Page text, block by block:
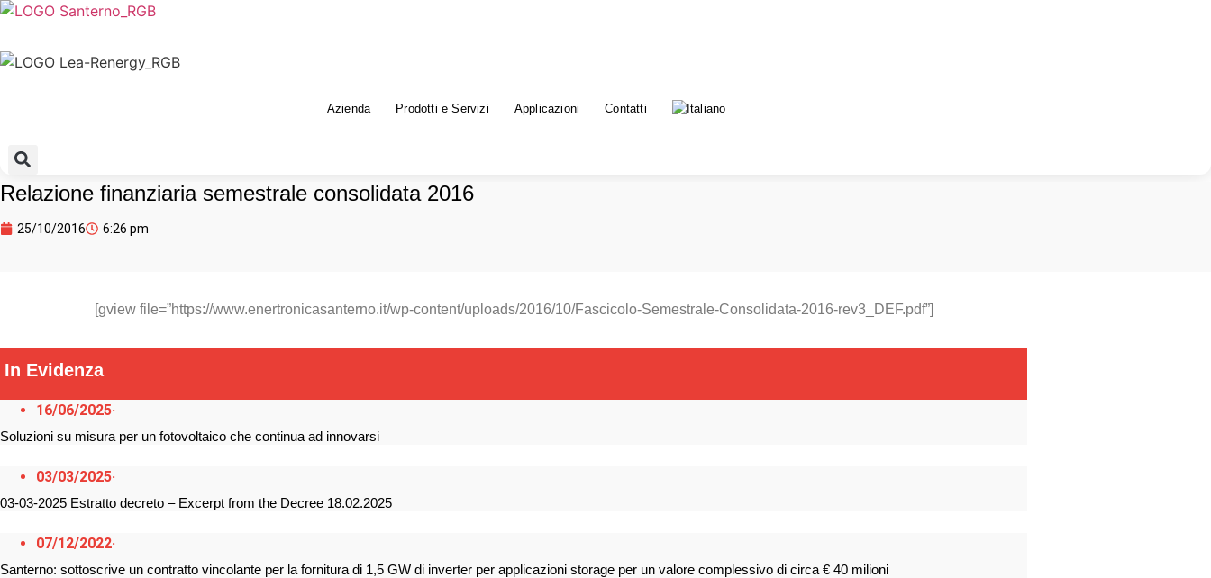
Vai
contenuto
Azienda Prodotti e Servizi Applicazioni Contatti
Relazione finanziaria semestrale consolidata 2016
25/10/2016 6:26 pm
[gview file=”https://www.enertronicasanterno.it/wp-content/uploads/2016/10/Fascicolo-Semestrale-Consolidata-2016-rev3_DEF.pdf”]
In Evidenza
16/06/2025·
Soluzioni su misura per un fotovoltaico che continua ad innovarsi
03/03/2025·
03-03-2025 Estratto decreto – Excerpt from the Decree 18.02.2025
07/12/2022·
Santerno: sottoscrive un contratto vincolante per la fornitura di 1,5 GW di inverter per applicazioni storage per un valore complessivo di circa € 40 milioni